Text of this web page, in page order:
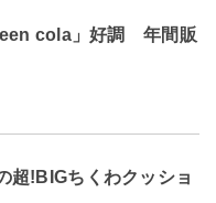
cola」好調 年間販
超!BIGちくわクッショ